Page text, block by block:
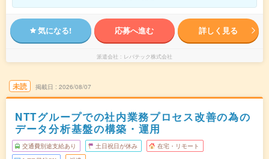
気になる! 応募へ進む 詳しく見る
派遣会社 レバテック株式会社
未読 掲載日 2026/08/07
NTTグループでの社内業務プロセス改善の為の
データ分析基盤の構築・運用
交通費別途支給あり 土日祝日が休み 在宅・リモート